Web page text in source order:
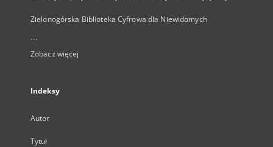
Zielonogórska Biblioteka Cyfrowa dla Niewidomych
...
Zobacz więcej
Indeksy
Autor
Tytuł